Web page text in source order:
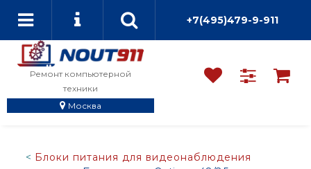
+7(495)479-9-911
Ремонт компьютерной
техники
Москва
Блоки питания для видеонаблюдения